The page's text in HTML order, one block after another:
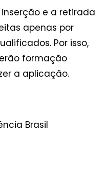
e a retirada
apenas por
Por isso,
formação
a aplicação.
Brasil